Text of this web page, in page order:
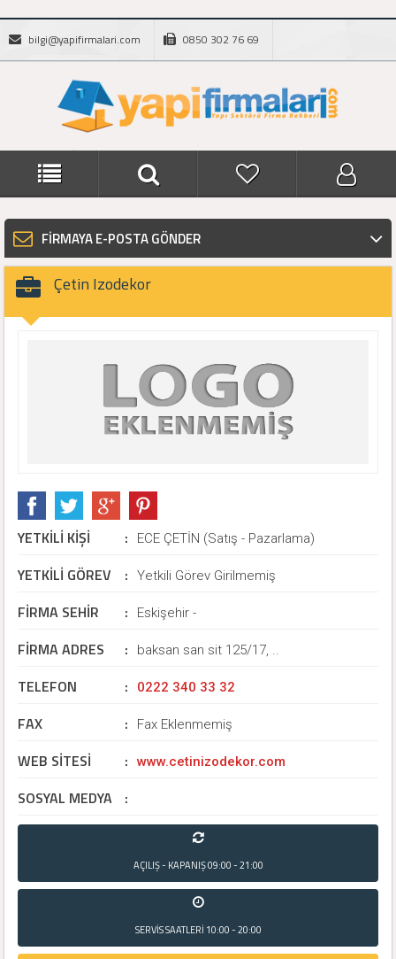
bilgi@yapifirmalari.com 0850 302 76 69
FİRMAYA E-POSTA GÖNDER
Çetin Izodekor
YETKİLİ KİŞİ : ECE ÇETİN (Satış - Pazarlama)
YETKİLİ GÖREV : Yetkili Görev Girilmemiş
FİRMA SEHİR : Eskişehir -
FİRMA ADRES : baksan san sit 125/17, ..
TELEFON : 0222 340 33 32
FAX : Fax Eklenmemiş
WEB SİTESİ : www.cetinizodekor.com
SOSYAL MEDYA :
AÇILIŞ - KAPANIŞ09:00 - 21:00
SERVİS SAATLERİ 10:00 - 20:00